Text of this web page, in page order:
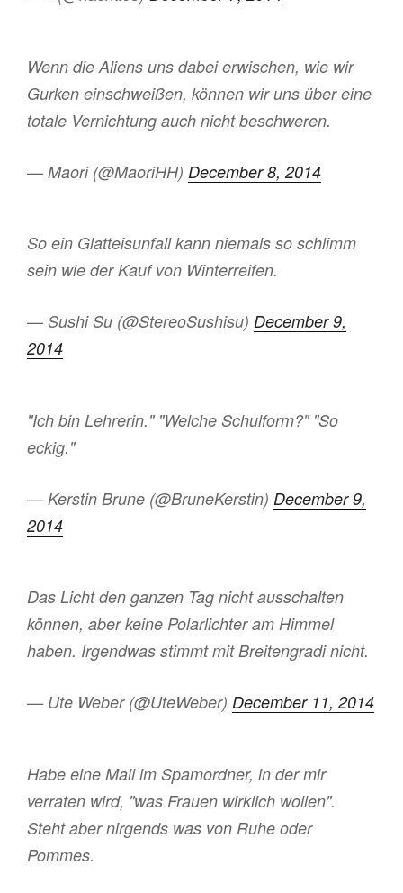
Wenn die Aliens uns dabei erwischen, wie wir
Gurken einschweißen, können wir uns über eine
totale Vernichtung auch nicht beschweren.
— Maori (@MaoriHH) December 8, 2014
So ein Glatteisunfall kann niemals so schlimm
sein wie der Kauf von Winterreifen.
— Sushi Su (@StereoSushisu) December 9,
2014
"Ich bin Lehrerin." "Welche Schulform?" "So
eckig."
— Kerstin Brune (@BruneKerstin) December 9,
2014
Das Licht den ganzen Tag nicht ausschalten
können, aber keine Polarlichter am Himmel
haben. Irgendwas stimmt mit Breitengradi nicht.
— Ute Weber (@UteWeber) December 11, 2014
Habe eine Mail im Spamordner, in der mir
verraten wird, "was Frauen wirklich wollen".
Steht aber nirgends was von Ruhe oder
Pommes.